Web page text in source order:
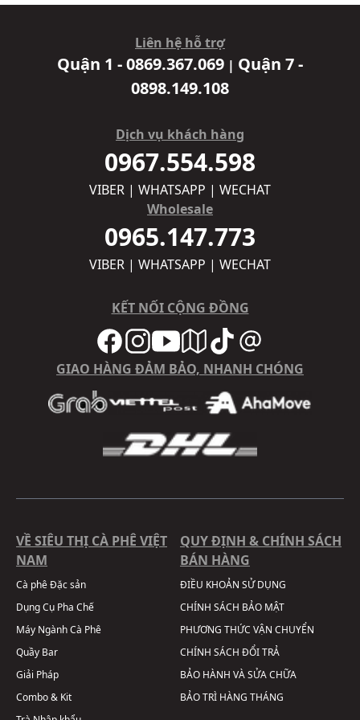
Liên hệ hỗ trợ
Quận 1 - 0869.367.069 | Quận 7 -
0898.149.108
Dịch vụ khách hàng
0967.554.598
VIBER | WHATSAPP | WECHAT
Wholesale
0965.147.773
VIBER | WHATSAPP | WECHAT
KẾT NỐI CỘNG ĐỒNG
GIAO HÀNG ĐẢM BẢO, NHANH CHÓNG
VỀ SIÊU THỊ CÀ PHÊ VIỆT
NAM
Cà phê Đặc sản
Dụng Cụ Pha Chế
Máy Ngành Cà Phê
Quầy Bar
Giải Pháp
Combo & Kit
QUY ĐỊNH & CHÍNH SÁCH
BÁN HÀNG
ĐIỀU KHOẢN SỬ DỤNG
CHÍNH SÁCH BẢO MẬT
PHƯƠNG THỨC VẬN CHUYỂN
CHÍNH SÁCH ĐỔI TRẢ
BẢO HÀNH VÀ SỬA CHỮA
BẢO TRÌ HÀNG THÁNG